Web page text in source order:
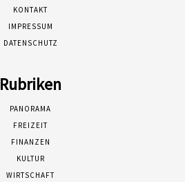
KONTAKT
IMPRESSUM
DATENSCHUTZ
Rubriken
PANORAMA
FREIZEIT
FINANZEN
KULTUR
WIRTSCHAFT